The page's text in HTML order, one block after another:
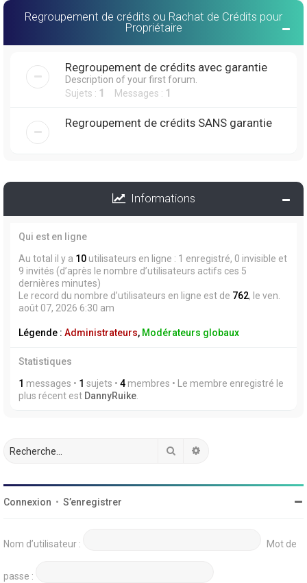
Regroupement de crédits ou Rachat de Crédits pour
Propriétaire
Regroupement de crédits avec garantie
Description of your first forum.
Sujets : 1 Messages : 1
Regroupement de crédits SANS garantie
Informations
Qui est en ligne
Au total il y a 10 utilisateurs en ligne : 1 enregistré, 0 invisible et
9 invités (d’après le nombre d’utilisateurs actifs ces 5
dernières minutes)
Le record du nombre d’utilisateurs en ligne est de 762, le ven.
août 07, 2026 6:30 am
Légende : Administrateurs, Modérateurs globaux
Statistiques
1 messages • 1 sujets • 4 membres • Le membre enregistré le
plus récent est DannyRuike
Rechercher
Connexion • S’enregistrer
Nom d’utilisateur : Mot de
passe :